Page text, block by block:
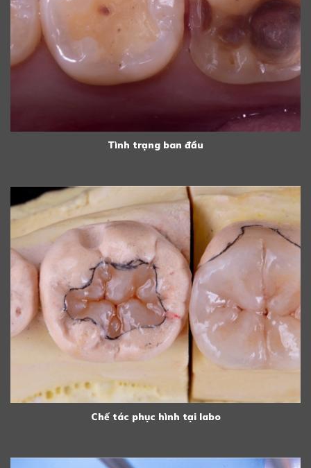
Tình trạng ban đầu
Chế tác phục hình tại labo